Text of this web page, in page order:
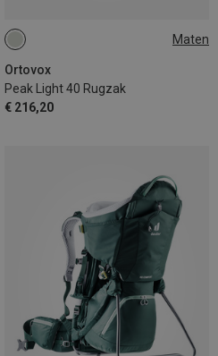
Maten
Ortovox
Peak Light 40 Rugzak
€ 216,20
40L